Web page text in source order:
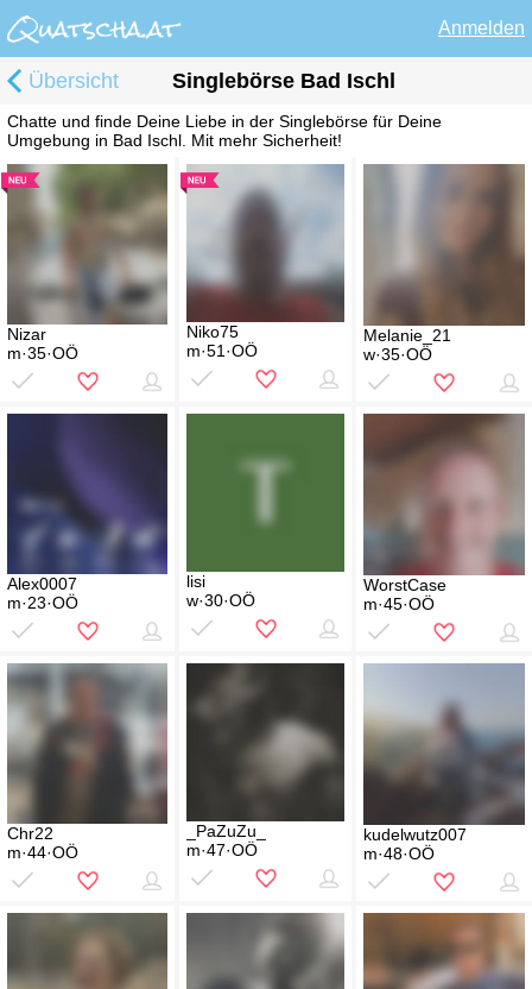
Anmelden
Übersicht Singlebörse Bad Ischl
Chatte und finde Deine Liebe in der Singlebörse für Deine
Umgebung in Bad Ischl. Mit mehr Sicherheit!
Nizar
m·35·OÖ
Niko75
m·51·OÖ
Melanie_21
w·35·OÖ
Alex0007
m·23·OÖ
lisi
w·30·OÖ
WorstCase
m·45·OÖ
Chr22
m·44·OÖ
_PaZuZu_
m·47·OÖ
kudelwutz007
m·48·OÖ